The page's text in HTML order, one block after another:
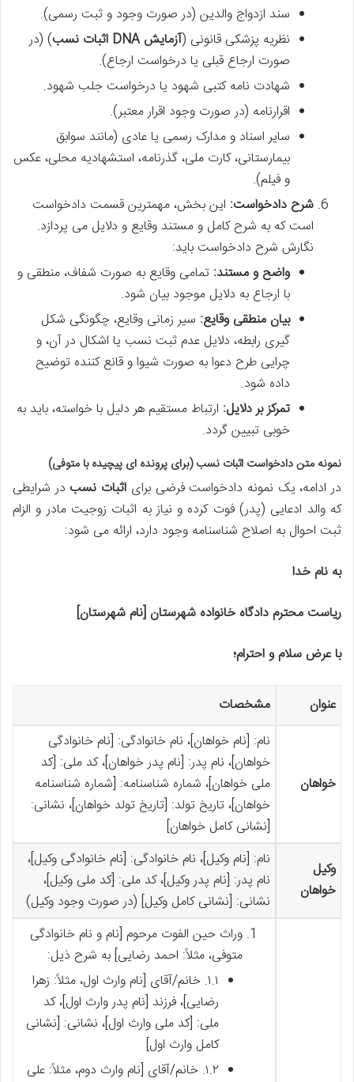
سند ازدواج والدین (در صورت وجود و ثبت رسمی).
نظریه پزشکی قانونی (آزمایش DNA اثبات نسب
) (در
صورت ارجاع قبلی یا درخواست ارجاع).
شهادت نامه کتبی شهود یا درخواست جلب شهود.
اقرارنامه (در صورت وجود اقرار معتبر).
سایر اسناد و مدارک رسمی یا عادی (مانند سوابق
بیمارستانی، کارت ملی، گذرنامه، استشهادیه محلی، عکس
و فیلم).
شرح دادخواست: این بخش، مهمترین قسمت دادخواست
است که به شرح کامل و مستند وقایع و دلایل می پردازد.
نگارش شرح دادخواست باید:
واضح و مستند: تمامی وقایع به صورت شفاف، منطقی و
با ارجاع به دلایل موجود بیان شود.
بیان منطقی وقایع: سیر زمانی وقایع، چگونگی شکل
گیری رابطه، دلایل عدم ثبت نسب یا اشکال در آن، و
چرایی طرح دعوا به صورت شیوا و قانع کننده توضیح
داده شود.
تمرکز بر دلایل: ارتباط مستقیم هر دلیل با خواسته، باید به
خوبی تبیین گردد.
نمونه متن دادخواست اثبات نسب (برای پرونده ای پیچیده با متوفی)
در ادامه، یک نمونه دادخواست فرضی برای اثبات نسب در شرایطی
که والد ادعایی (پدر) فوت کرده و نیاز به اثبات زوجیت مادر و الزام
ثبت احوال به اصلاح شناسنامه وجود دارد، ارائه می شود:
به نام خدا
ریاست محترم دادگاه خانواده شهرستان [نام شهرستان]
با عرض سلام و احترام؛
عنوان مشخصات
خواهان
نام: [نام خواهان]، نام خانوادگی: [نام خانوادگی
خواهان]، نام پدر: [نام پدر خواهان]، کد ملی: [کد
ملی خواهان]، شماره شناسنامه: [شماره شناسنامه
خواهان]، تاریخ تولد: [تاریخ تولد خواهان]، نشانی:
[نشانی کامل خواهان]
وکیل
خواهان
نام: [نام وکیل]، نام خانوادگی: [نام خانوادگی وکیل]،
نام پدر: [نام پدر وکیل]، کد ملی: [کد ملی وکیل]،
نشانی: [نشانی کامل وکیل] (در صورت وجود وکیل)
وراث حین الفوت مرحوم [نام و نام خانوادگی
متوفی، مثلاً: احمد رضایی] به شرح ذیل:
۱.۱. خانم/آقای [نام وارث اول، مثلاً: زهرا
رضایی]، فرزند [نام پدر وارث اول]، کد
ملی: [کد ملی وارث اول]، نشانی: [نشانی
کامل وارث اول]
۱.۲. خانم/آقای [نام وارث دوم، مثلاً: علی